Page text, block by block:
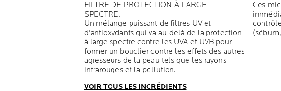
FILTRE DE PROTECTION À LARGE
SPECTRE.
Un mélange puissant de filtres UV et
d'antioxydants qui va au-delà de la protection
à large spectre contre les UVA et UVB pour
former un bouclier contre les effets des autres
agresseurs de la peau tels que les rayons
infrarouges et la pollution.
Ces
VOIR TOUS LES INGRÉDIENTS